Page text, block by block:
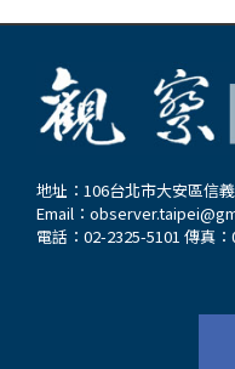
地址：106台北市大安區信
Email：
電話：02-2325-5101 傳真